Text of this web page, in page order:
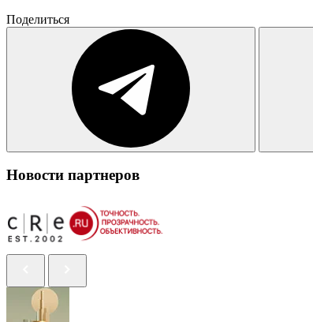
Поделиться
Новости партнеров